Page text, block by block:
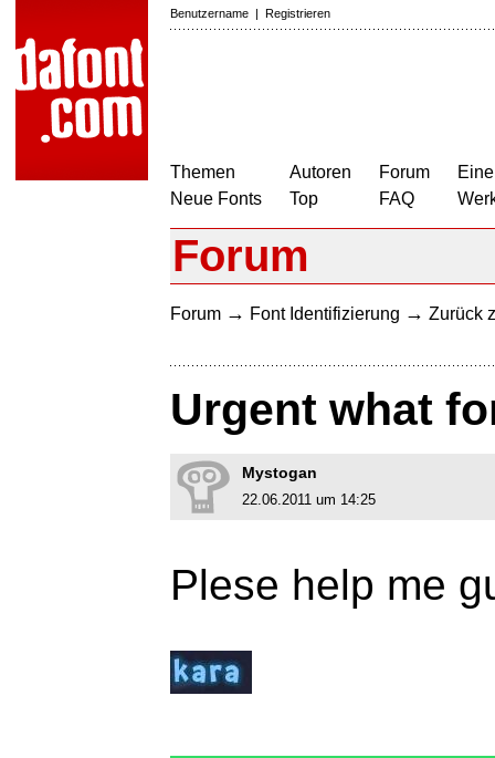
Benutzername | Registrieren
Themen
Neue Fonts
Autoren
Top
Forum
FAQ
Forum
Forum → Font Identifizierung → Zurück
Urgent what
Mystogan
22.06.2011 um 14:25
Plese help me